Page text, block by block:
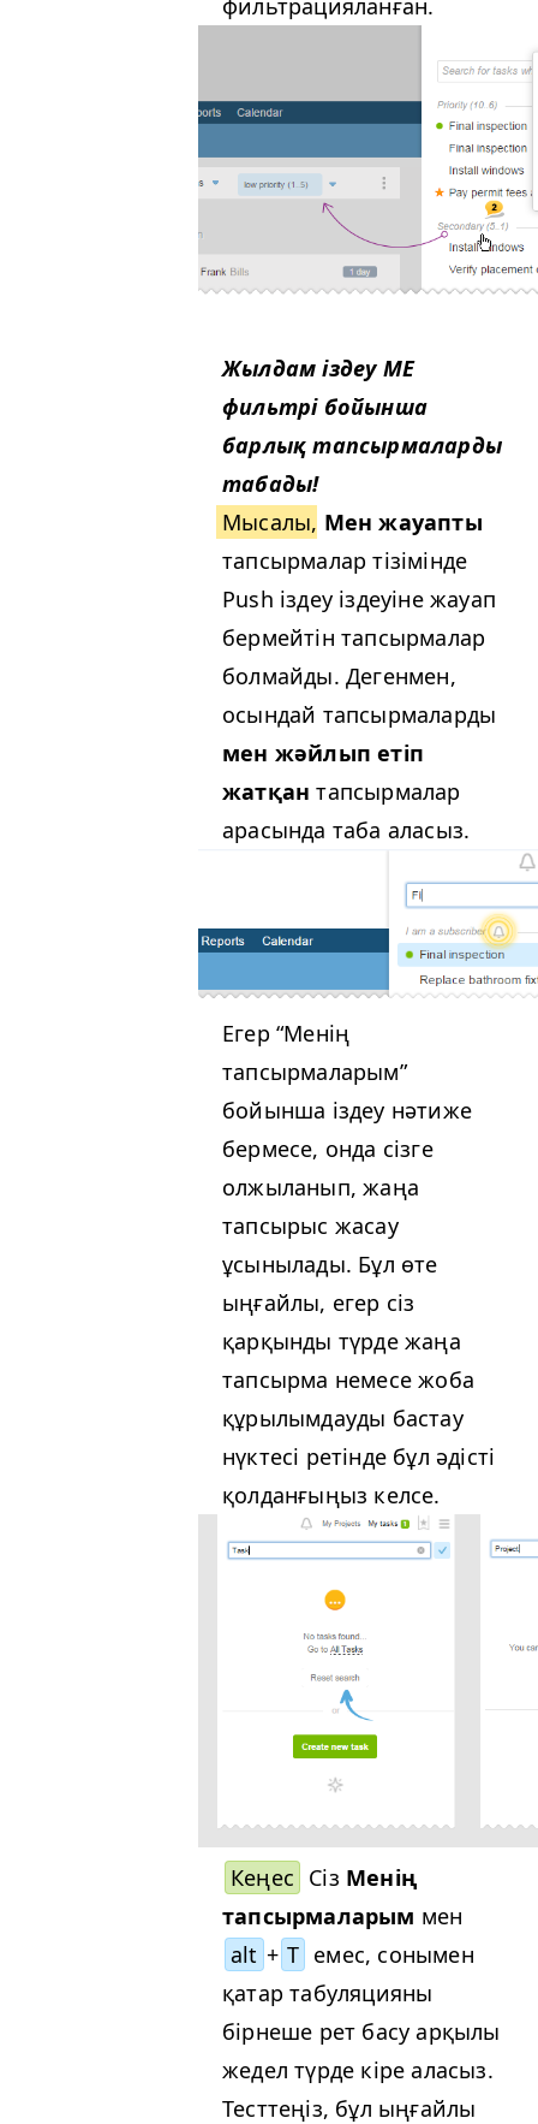
фильтрацияланған.
Жылдам іздеу ME
фильтрі бойынша
барлық тапсырмаларды
табады!
Мысалы, Мен жауапты
тапсырмалар тізімінде
Push іздеу іздеуіне жауап
бермейтін тапсырмалар
болмайды. Дегенмен,
осындай тапсырмаларды
мен жәйлып етіп
жатқан тапсырмалар
арасында таба аласыз.
Егер “Менің
тапсырмаларым”
бойынша іздеу нәтиже
бермесе, онда сізге
олжыланып, жаңа
тапсырыс жасау
ұсынылады. Бұл өте
ыңғайлы, егер сіз
қарқынды түрде жаңа
тапсырма немесе жоба
құрылымдауды бастау
нүктесі ретінде бұл әдісті
қолданғыңыз келсе.
Кеңес Сіз Менің
тапсырмаларым мен
alt + T емес, сонымен
қатар табуляцияны
бірнеше рет басу арқылы
жедел түрде кіре аласыз.
Тесттеңіз, бұл ыңғайлы